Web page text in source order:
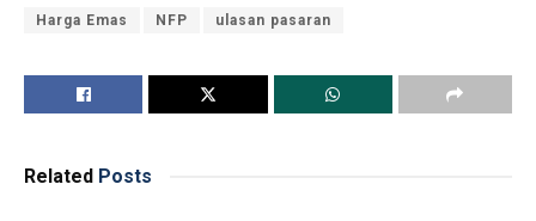
Harga Emas NFP ulasan pasaran
Related Posts